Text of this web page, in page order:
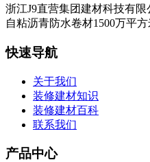
浙江J9直营集团建材科技有
自粘沥青防水卷材1500万平
快速导航
关于我们
装修建材知识
装修建材百科
联系我们
产品中心